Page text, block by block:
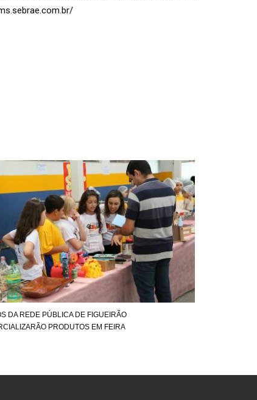
DA REDE PÚBLICA DE FIGUEIRÃO
PRODUTOS EM FEIRA